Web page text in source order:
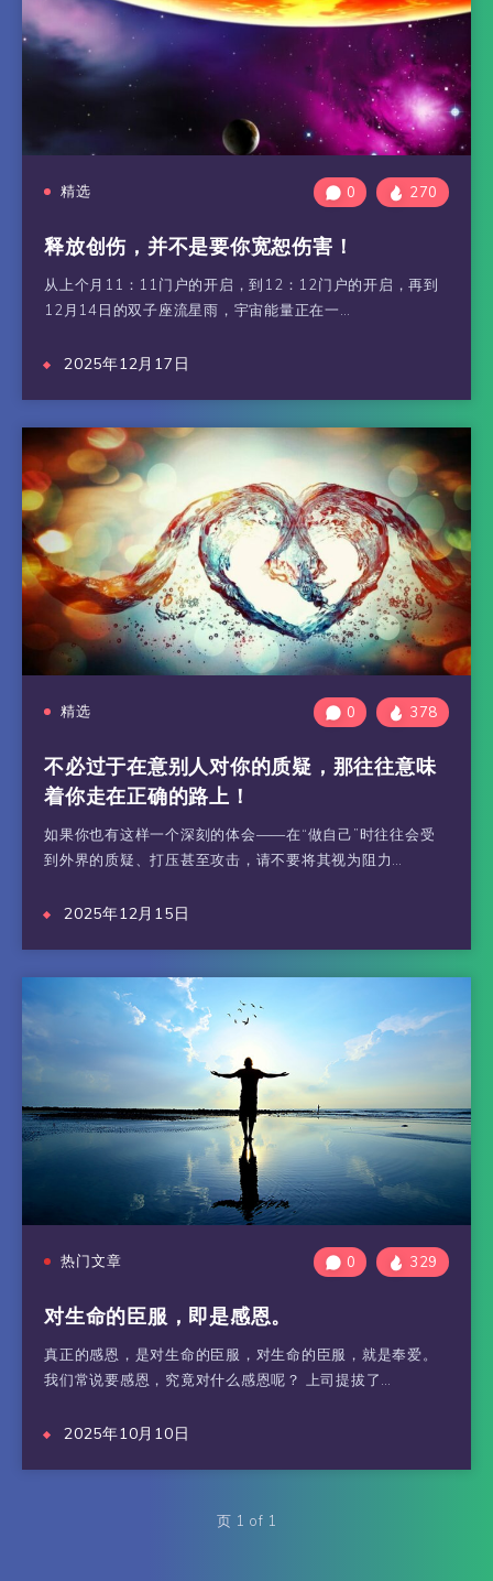
精选 0 270
释放创伤，并不是要你宽恕伤害！
从上个月11：11门户的开启，到12：12门户的开启，再到
12月14日的双子座流星雨，宇宙能量正在一…
2025年12月17日
精选 0 378
不必过于在意别人对你的质疑，那往往意味
着你走在正确的路上！
如果你也有这样一个深刻的体会——在“做自己”时往往会受
到外界的质疑、打压甚至攻击，请不要将其视为阻力…
2025年12月15日
热门文章 0 329
对生命的臣服，即是感恩。
真正的感恩，是对生命的臣服，对生命的臣服，就是奉爱。
我们常说要感恩，究竟对什么感恩呢？ 上司提拔了…
2025年10月10日
页 1 of 1